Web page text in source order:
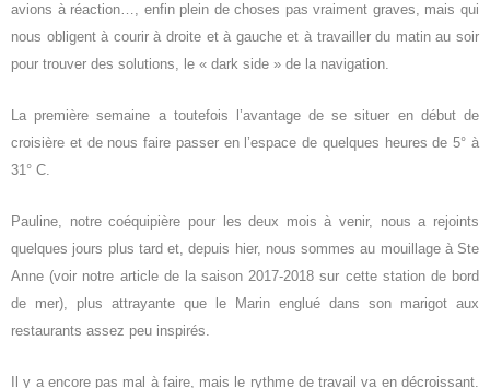
avions à réaction…, enfin plein dechoses pas vraiment graves, mais qui
nous obligent à courir à droite et à gaucheet à travailler du matin au soir
pour trouver des solutions, le « dark side » de la navigation.
La première semaine a toutefois l’avantage de se situer endébut de
croisière et de nous faire passer en l’espace de quelques heures de 5° à
31° C.
Pauline, notre coéquipière pour les deux mois à venir, nous a rejoints
quelques jours plus tard et, depuis hier, nous sommesau mouillage àSte
Anne (voir notre article de la saison2017-2018sur cette station de bord
de mer), plus attrayante que le Marin englué dans son marigot aux
restaurants assez peu inspirés.
Il y a encore pas mal à faire, mais le rythme de travail va en décroissant.